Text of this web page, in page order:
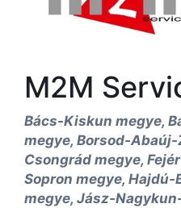
M2M
Bács-Kiskun megye,
megye, Borsod-
Csongrád megye,
Sopron megye, Hajdú-
megye, Jász-